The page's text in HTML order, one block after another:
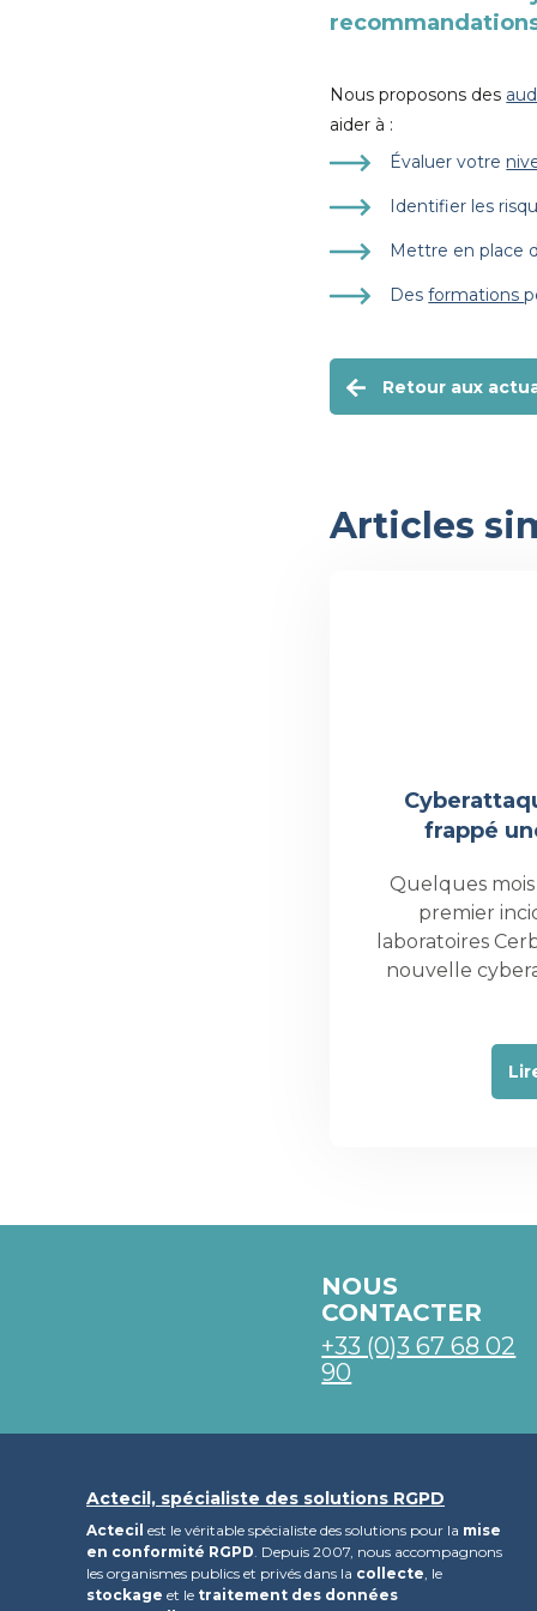
Nous proposons des
aider à :
Évaluer votre
Identifier les
Mettre en place
Desformations
Retour aux
Articles
frappé
Quelques
premier
laboratoires
nouvelle
NOUS
CONTACTER
+33 (0)3 67 68 02
90
Actecil, spécialiste des solutions RGPD
Actecil est le véritable spécialiste des solutions pour la mise
en conformité RGPD. Depuis 2007, nous accompagnons
les organismes publics et privés dans la collecte, le
stockage et le traitement des données